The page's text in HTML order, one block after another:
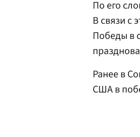
По его
В связи с
Победы в
Ранее в
США в